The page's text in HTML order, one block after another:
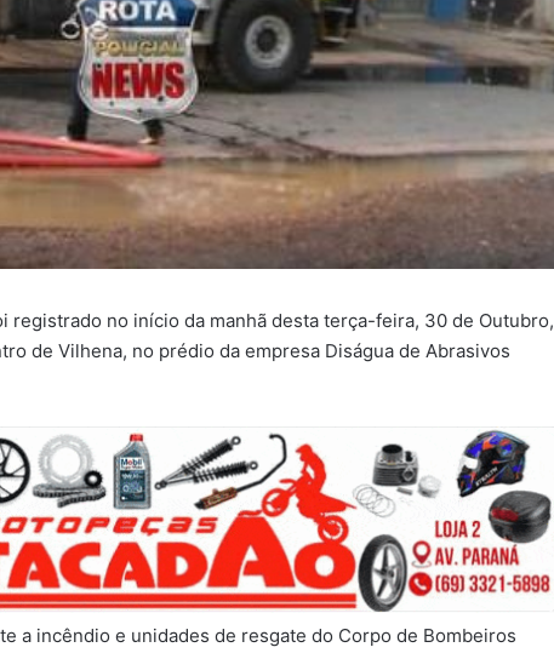
registrado no início da manhã desta terça-feira, 30 de Outubro,
de Vilhena, no prédio da empresa Diságua de Abrasivos
a incêndio e unidades de resgate do Corpo de Bombeiros